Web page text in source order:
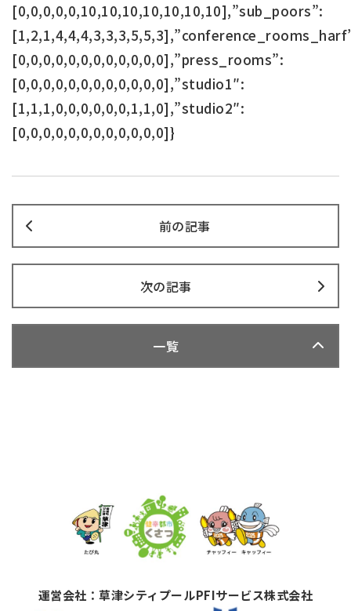
[0,0,0,0,0,10,10,10,10,10,10,10],”sub_poors”:
[0,0,0,0,0,0,0,0,0,0,0,0],”press_rooms”:
[0,0,0,0,0,0,0,0,0,0,0,0],”studio1″:
[1,1,1,0,0,0,0,0,0,1,1,0],”studio2″:
[0,0,0,0,0,0,0,0,0,0,0,0]}
前の記事
次の記事
一覧
運営会社：草津シティプールPFIサービス株式会社